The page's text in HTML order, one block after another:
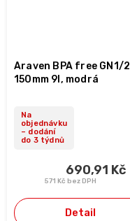
Araven BPA free GN1/2
150mm 9l, modrá
Na
objednávku
– dodání
do 3 týdnů
571 Kč bez DPH
690,91 Kč
Detail